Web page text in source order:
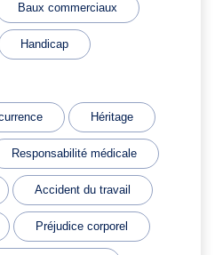
Baux commerciaux
Handicap
Héritage
Responsabilité médicale
Accident du travail
Préjudice corporel